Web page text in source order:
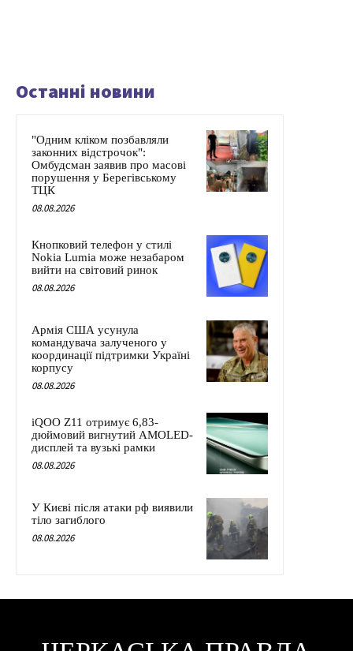
Останні новини
"Одним кліком позбавляли
законних відстрочок":
Омбудсман заявив про масові
порушення у Берегівському
ТЦК
08.08.2026
Кнопковий телефон у стилі
Nokia Lumia може незабаром
вийти на світовий ринок
08.08.2026
Армія США усунула
командувача залученого у
координації підтримки Україні
корпусу
08.08.2026
iQOO Z11 отримує 6,83-
дюймовий вигнутий AMOLED-
дисплей та вузькі рамки
08.08.2026
У Києві після атаки рф виявили
тіло загиблого
08.08.2026